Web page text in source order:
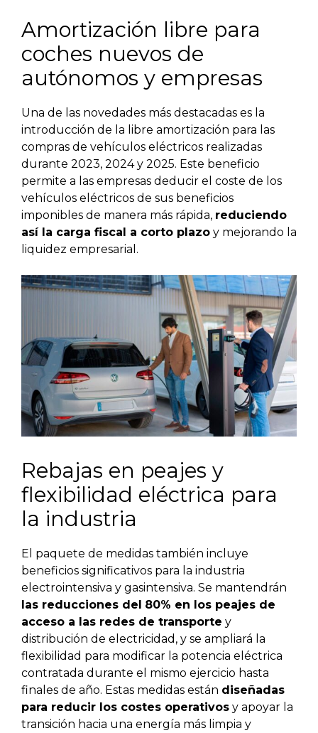
Amortización libre para
coches nuevos de
autónomos y empresas
Una de las novedades más destacadas es la
introducción de la libre amortización para las
compras de vehículos eléctricos realizadas
durante 2023, 2024 y 2025. Este beneficio
permite a las empresas deducir el coste de los
vehículos eléctricos de sus beneficios
imponibles de manera más rápida, reduciendo
así la carga fiscal a corto plazo y mejorando la
liquidez empresarial.
Rebajas en peajes y
flexibilidad eléctrica para
la industria
El paquete de medidas también incluye
beneficios significativos para la industria
electrointensiva y gasintensiva. Se mantendrán
las reducciones del 80% en los peajes de
acceso a las redes de transporte y
distribución de electricidad, y se ampliará la
flexibilidad para modificar la potencia eléctrica
contratada durante el mismo ejercicio hasta
finales de año. Estas medidas están diseñadas
para reducir los costes operativos y apoyar la
transición hacia una energía más limpia y